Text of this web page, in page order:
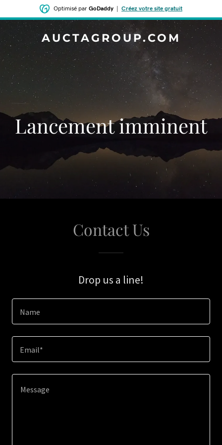
Optimisé par GoDaddy Créez votre site gratuit
AUCTAGROUP.COM
Lancement imminent
Contact Us
Drop us a line!
Name
Email*